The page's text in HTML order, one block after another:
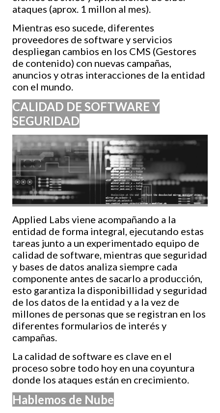
ataques (aprox. 1 millon al mes).
Mientras eso sucede, diferentes
proveedores de software y servicios
despliegan cambios en los CMS (Gestores
de contenido) con nuevas campañas,
anuncios y otras interacciones de la entidad
con el mundo.
CALIDAD DE SOFTWARE Y
SEGURIDAD
Applied Labs viene acompañando a la
entidad de forma integral, ejecutando estas
tareas junto a un experimentado equipo de
calidad de software, mientras que seguridad
y bases de datos analiza siempre cada
componente antes de sacarlo a producción,
esto garantiza la disponibillidad y seguridad
de los datos de la entidad y a la vez de
millones de personas que se registran en los
diferentes formularios de interés y
campañas.
La calidad de software es clave en el
proceso sobre todo hoy en una coyuntura
donde los ataques están en crecimiento.
Hablemos de Nube